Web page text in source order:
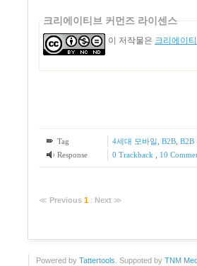
크리에이티브 커먼즈 라이센스
이 저작물은 크리에이
Tag 4세대 모바일 B2B, B2B
Response
0 Trackback 10
≪ Previous 1 : Next ≫
Powered by Tattertools . Suppoted by TNM